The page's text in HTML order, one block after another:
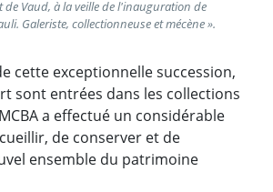
de Vaud, à la veille de l'inauguration de
Galeriste, collectionneuse et mécène ».
cette exceptionnelle succession,
sont entrées dans les collections
a effectué un considérable
de conserver et de
ensemble du patrimoine